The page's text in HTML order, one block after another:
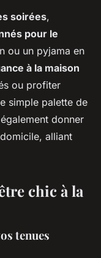
soirées,
pour le
ou un pyjama en
à la maison
ou profiter
simple palette de
donner
alliant
chic à la
tenues